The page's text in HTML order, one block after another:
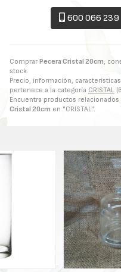
Comprar Pecera Cristal 20cm,
stock.
Precio, información,
pertenece a la categoría CRISTAL
Encuentra productos
Cristal 20cm en "CRISTAL".
600 066 239